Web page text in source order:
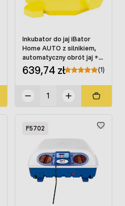
Inkubator do jaj iBator
Home AUTO z silnikiem,
automatyczny obrót jaj +
klujnik
639,74 zł (1)
F5702